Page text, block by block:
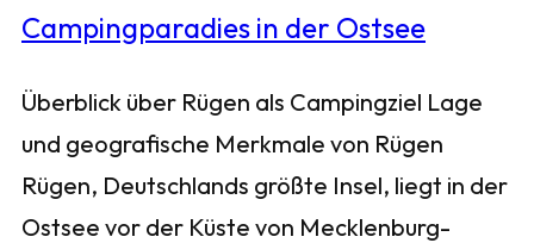
Überblick über Rügen als Campingziel Lage
und geografische Merkmale von Rügen
Rügen, Deutschlands größte Insel, liegt in der
Ostsee vor der Küste von Mecklenburg-